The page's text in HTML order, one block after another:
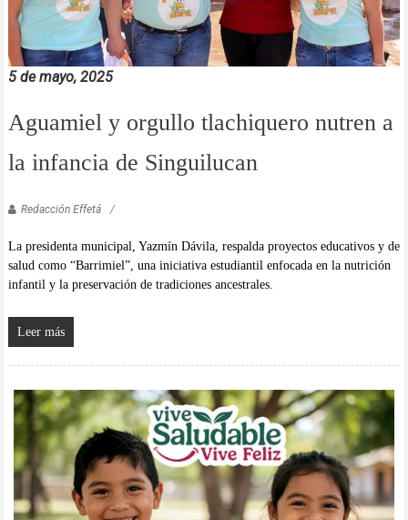
5 de mayo, 2025
Aguamiel y orgullo tlachiquero nutren a
la infancia de Singuilucan
Redacción Effetá
La presidenta municipal, Yazmín Dávila, respalda proyectos educativos y de
salud como “Barrimiel”, una iniciativa estudiantil enfocada en la nutrición
infantil y la preservación de tradiciones ancestrales.
Leer más